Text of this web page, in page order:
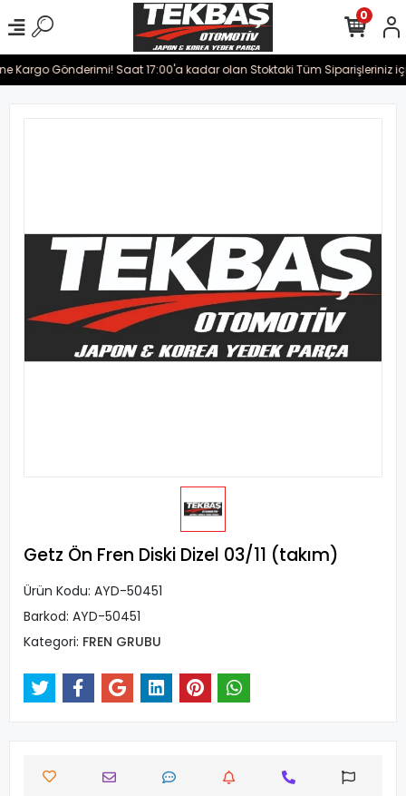
Kargo Gönderimi! Saat 17:00'a kadar olan Stoktaki Tüm Siparişleriniz
0
Getz Ön Fren Diski Dizel 03/11 (takım)
Ürün Kodu: AYD-50451
Barkod: AYD-50451
Kategori: FREN GRUBU